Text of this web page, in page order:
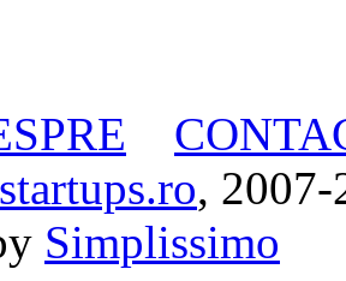
startups.ro, 2007-
Simplissimo